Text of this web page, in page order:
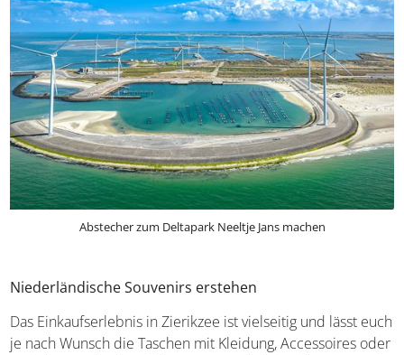
Niederländische Souvenirs erstehen